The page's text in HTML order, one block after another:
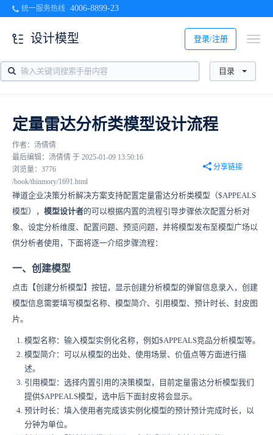
统一服务热线 4006-8899-23
登录/注册
设计模型
目录
定量雷达分析类模型设计流程
作者：汤倩倩
最后编辑：汤倩倩 于 2025-01-09 13:50:16
浏览量：3776
分享链接
/book/thinmory/1691.html
禅道企业决策分析解决方案支持配置定量雷达分析类模型（$APPEALS
模型）， 模型设计者的可以根据内置的流程引导步骤依次配置分析对
象、设定分析维度、配置问题、预览问题，并将模型发布至模型广场以
供分析者使用，下面将逐一介绍步骤流程：
一、创建模型
点击【创建分析模型】按钮，显示创建分析模型的弹窗信息录入，创建
模型信息需要填写模型名称、模型简介、引用模型、预计时长、封皮图
片。
模型名称：输入模型实例化名称，例如$APPEALS竞品分析模型等。
模型简介：可以从模型的出处、使用场景、价值点等方面进行描
述。
引用模型：选择内置引用的决策模型，目前定量雷达分析模型我们
提供$APPEALS模型，选中后下面封皮将会显示。
预计时长：填入使用者完成该实例化模型的预计预计完成时长，以
分钟为单位。